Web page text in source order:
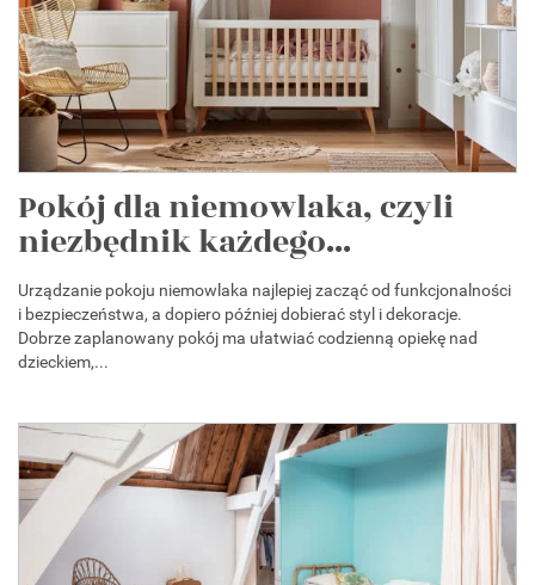
Pokój dla niemowlaka, czyli
niezbędnik każdego...
Urządzanie pokoju niemowlaka najlepiej zacząć od funkcjonalności
i bezpieczeństwa, a dopiero później dobierać styl i dekoracje.
Dobrze zaplanowany pokój ma ułatwiać codzienną opiekę nad
dzieckiem,...